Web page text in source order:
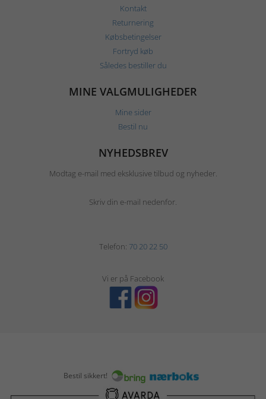
Kontakt
Returnering
Købsbetingelser
Fortryd køb
Således bestiller du
MINE VALGMULIGHEDER
Mine sider
Bestil nu
NYHEDSBREV
Modtag e-mail med eksklusive tilbud og nyheder.
Skriv din e-mail nedenfor.
Telefon: 70 20 22 50
Vi er på Facebook
Bestil sikkert!